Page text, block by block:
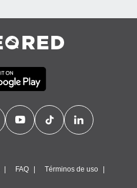
FAQ Términos de uso